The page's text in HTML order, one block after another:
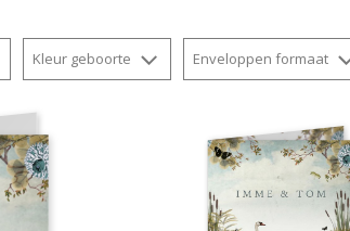
Kleur geboorte Enveloppen formaat